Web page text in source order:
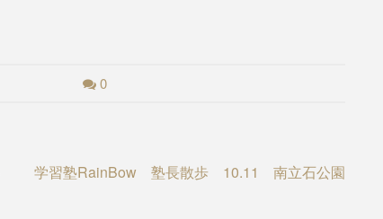
0
学習塾RainBow 塾長散歩 10.11 南立石公園